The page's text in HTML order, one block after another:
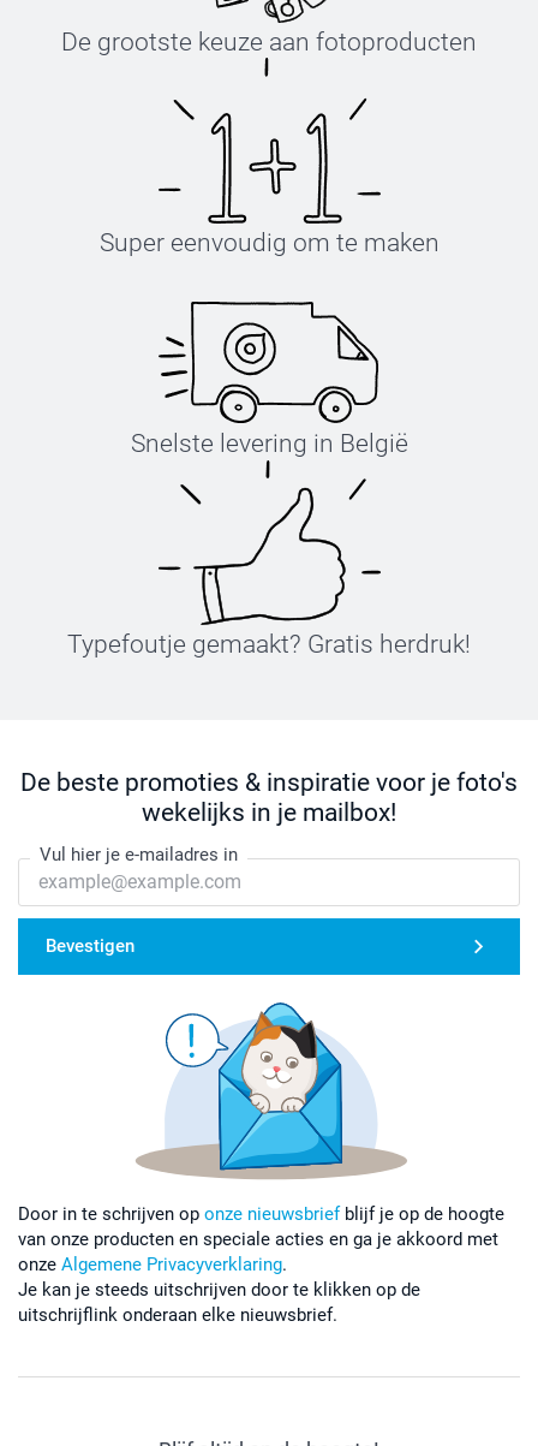
De grootste keuze aan fotoproducten
Super eenvoudig om te maken
Snelste levering in België
Typefoutje gemaakt? Gratis herdruk!
De beste promoties & inspiratie voor je foto's
wekelijks in je mailbox!
Vul hier je e-mailadres in
Bevestigen
Door in te schrijven op onze nieuwsbriefblijf je op de hoogte
van onze producten en speciale acties en ga je akkoord met
onze Algemene Privacyverklaring.
Je kan je steeds uitschrijven door te klikken op de
uitschrijflink onderaan elke nieuwsbrief.